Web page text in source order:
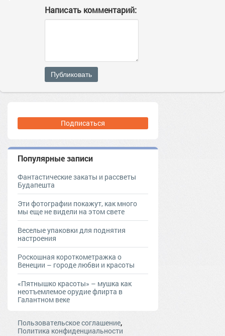
Написать комментарий:
Публиковать
Подписаться
Популярные записи
Фантастические закаты и рассветы
Будапешта
Эти фотографии покажут, как много
мы еще не видели на этом свете
Веселые упаковки для поднятия
настроения
Роскошная короткометражка о
Венеции – городе любви и красоты
«Пятнышко красоты» – мушка как
неотъемлемое орудие флирта в
Галантном веке
Пользовательское соглашение,
Политика конфиденциальности